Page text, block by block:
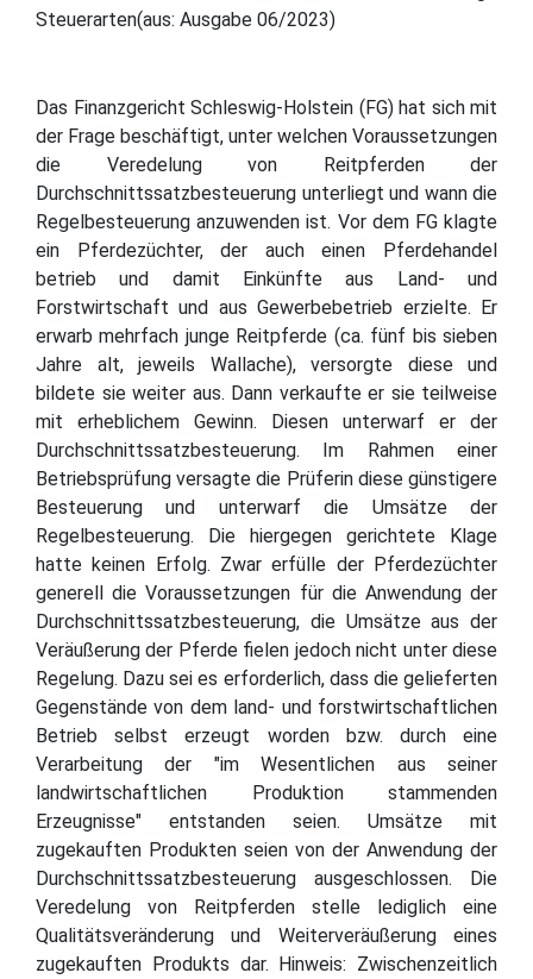
Steuerarten(aus: Ausgabe 06/2023)
Das Finanzgericht Schleswig-Holstein (FG) hat sich mit
der Frage beschäftigt, unter welchen Voraussetzungen
die Veredelung von Reitpferden der
Durchschnittssatzbesteuerung unterliegt und wann die
Regelbesteuerung anzuwenden ist. Vor dem FG klagte
ein Pferdezüchter, der auch einen Pferdehandel
betrieb und damit Einkünfte aus Land- und
Forstwirtschaft und aus Gewerbebetrieb erzielte. Er
erwarb mehrfach junge Reitpferde (ca. fünf bis sieben
Jahre alt, jeweils Wallache), versorgte diese und
bildete sie weiter aus. Dann verkaufte er sie teilweise
mit erheblichem Gewinn. Diesen unterwarf er der
Durchschnittssatzbesteuerung. Im Rahmen einer
Betriebsprüfung versagte die Prüferin diese günstigere
Besteuerung und unterwarf die Umsätze der
Regelbesteuerung. Die hiergegen gerichtete Klage
hatte keinen Erfolg. Zwar erfülle der Pferdezüchter
generell die Voraussetzungen für die Anwendung der
Durchschnittssatzbesteuerung, die Umsätze aus der
Veräußerung der Pferde fielen jedoch nicht unter diese
Regelung. Dazu sei es erforderlich, dass die gelieferten
Gegenstände von dem land- und forstwirtschaftlichen
Betrieb selbst erzeugt worden bzw. durch eine
Verarbeitung der "im Wesentlichen aus seiner
landwirtschaftlichen Produktion stammenden
Erzeugnisse" entstanden seien. Umsätze mit
zugekauften Produkten seien von der Anwendung der
Durchschnittssatzbesteuerung ausgeschlossen. Die
Veredelung von Reitpferden stelle lediglich eine
Qualitätsveränderung und Weiterveräußerung eines
zugekauften Produkts dar. Hinweis: Zwischenzeitlich